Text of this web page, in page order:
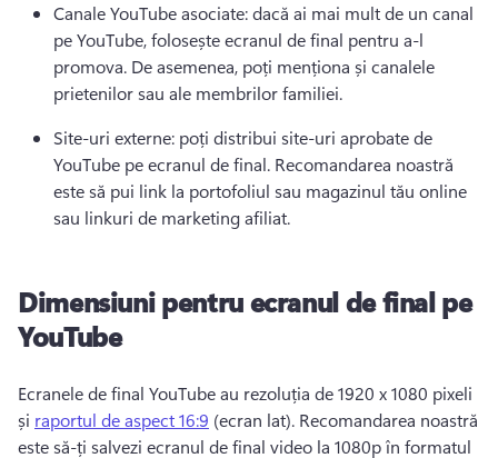
Canale YouTube asociate: dacă ai mai mult de un canal
pe YouTube, folosește ecranul de final pentru a-l
promova. De asemenea, poți menționa și canalele
prietenilor sau ale membrilor familiei.
Site-uri externe: poți distribui site-uri aprobate de
YouTube pe ecranul de final. Recomandarea noastră
este să pui link la portofoliul sau magazinul tău online
sau linkuri de marketing afiliat.
Dimensiuni pentru ecranul de final pe
YouTube
Ecranele de final YouTube au rezoluția de 1920 x 1080 pixeli
și raportul de aspect 16:9 (ecran lat). Recomandarea noastră
este să-ți salvezi ecranul de final video la 1080p în formatul